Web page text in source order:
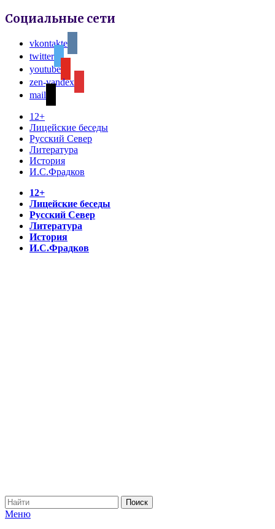
Социальные сети
vkontakte
twitter
youtube
zen-yandex
mail
12+
Лицейские беседы
Русский Север
Литература
История
И.С.Фрадков
12+
Лицейские беседы
Русский Север
Литература
История
И.С.Фрадков
Меню